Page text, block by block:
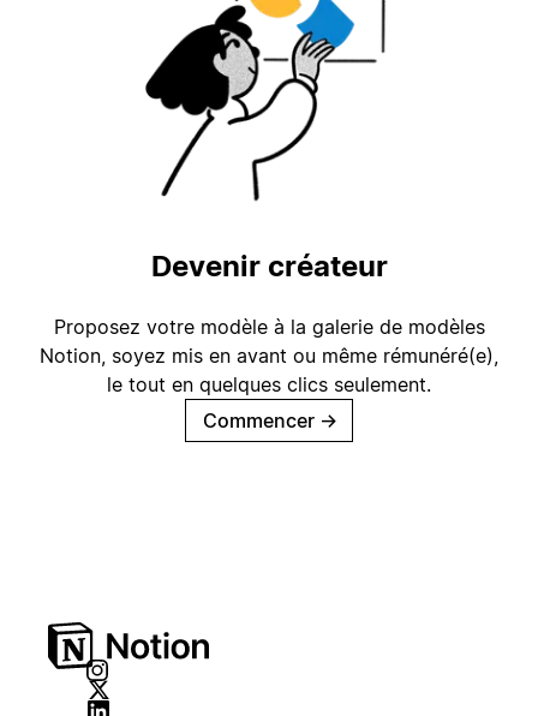
Devenir créateur
Proposez votre modèle à la galerie de modèles
Notion, soyez mis en avant ou même rémunéré(e),
le tout en quelques clics seulement.
Commencer →